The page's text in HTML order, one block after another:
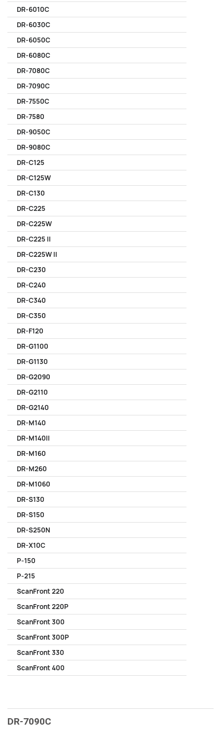
DR-6010C
DR-6030C
DR-6050C
DR-6080C
DR-7080C
DR-7090C
DR-7550C
DR-7580
DR-9050C
DR-9080C
DR-C125
DR-C125W
DR-C130
DR-C225
DR-C225W
DR-C225 II
DR-C225W II
DR-C230
DR-C240
DR-C340
DR-C350
DR-F120
DR-G1100
DR-G1130
DR-G2090
DR-G2110
DR-G2140
DR-M140
DR-M140II
DR-M160
DR-M260
DR-M1060
DR-S130
DR-S150
DR-S250N
DR-X10C
P-150
P-215
ScanFront 220
ScanFront 220P
ScanFront 300
ScanFront 300P
ScanFront 330
ScanFront 400
DR-7090C